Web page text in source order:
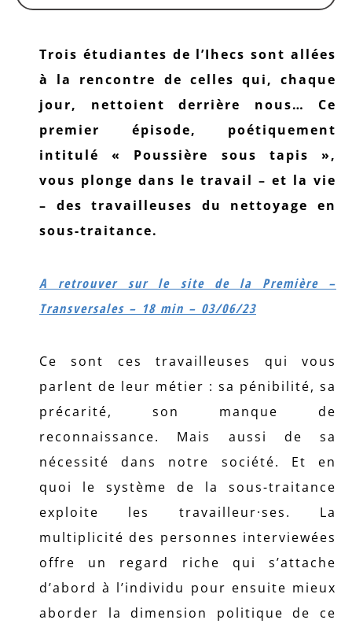
Trois étudiantes de l’Ihecs sont allées
à la rencontre de celles qui, chaque
jour, nettoient derrière nous… Ce
premier épisode, poétiquement
intitulé « Poussière sous tapis »,
vous plonge dans le travail – et la vie
– des travailleuses du nettoyage en
sous-traitance.
A retrouver sur le site de la Première –
Transversales – 18 min – 03/06/23
Ce sont ces travailleuses qui vous
parlent de leur métier : sa pénibilité, sa
précarité, son manque de
reconnaissance. Mais aussi de sa
nécessité dans notre société. Et en
quoi le système de la sous-traitance
exploite les travailleur·ses. La
multiplicité des personnes interviewées
offre un regard riche qui s’attache
d’abord à l’individu pour ensuite mieux
aborder la dimension politique de ce